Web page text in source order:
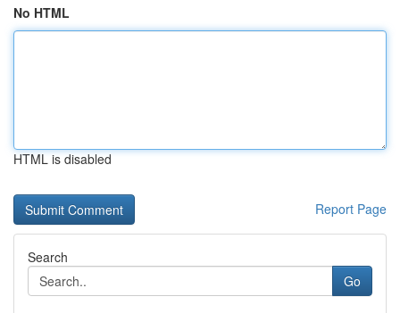
No HTML
HTML is disabled
Report Page
Search
Go